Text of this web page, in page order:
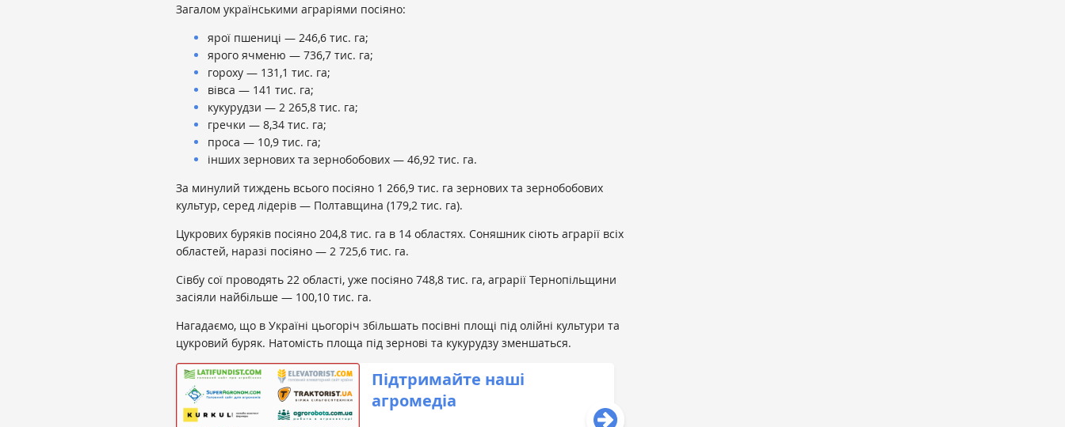
Загалом українськими аграріями посіяно:
ярої пшениці — 246,6 тис. га;
ярого ячменю — 736,7 тис. га;
гороху — 131,1 тис. га;
вівса — 141 тис. га;
кукурудзи — 2 265,8 тис. га;
гречки — 8,34 тис. га;
проса — 10,9 тис. га;
інших зернових та зернобобових — 46,92 тис. га.
За минулий тиждень всього посіяно 1 266,9 тис. га зернових та зернобобових
культур, серед лідерів — Полтавщина (179,2 тис. га).
Цукрових буряків посіяно 204,8 тис. га в 14 областях. Соняшник сіють аграрії всіх
областей, наразі посіяно — 2 725,6 тис. га.
Сівбу сої проводять 22 області, уже посіяно 748,8 тис. га, аграрії Тернопільщини
засіяли найбільше — 100,10 тис. га.
Нагадаємо, що в Україні цьогоріч збільшать посівні площі під олійні культури та
цукровий буряк. Натомість площа під зернові та кукурудзу зменшаться.
Підтримайте наші
агромедіа